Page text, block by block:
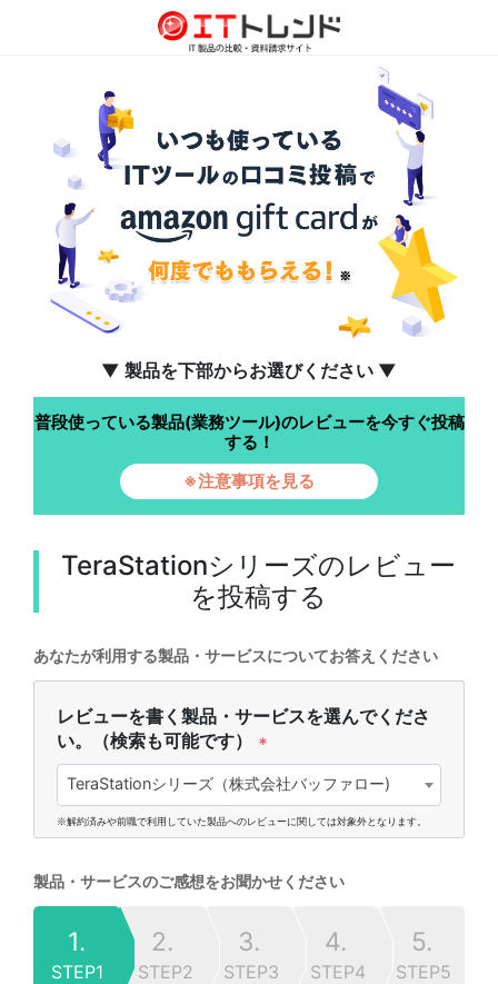
▼ 製品を下部からお選びください ▼
普段使っている製品(業務ツール)のレビューを今すぐ投稿
する！
※注意事項を見る
TeraStationシリーズのレビュー
を投稿する
あなたが利用する製品・サービスについてお答えください
レビューを書く製品・サービスを選んでくださ
い。（検索も可能です）
*
TeraStationシリーズ（株式会社バッファロー)
※解約済みや前職で利用していた製品へのレビューに関しては対象外となります。
製品・サービスのご感想をお聞かせください
1.
STEP1
2.
STEP2
3.
STEP3
4.
STEP4
5.
STEP5